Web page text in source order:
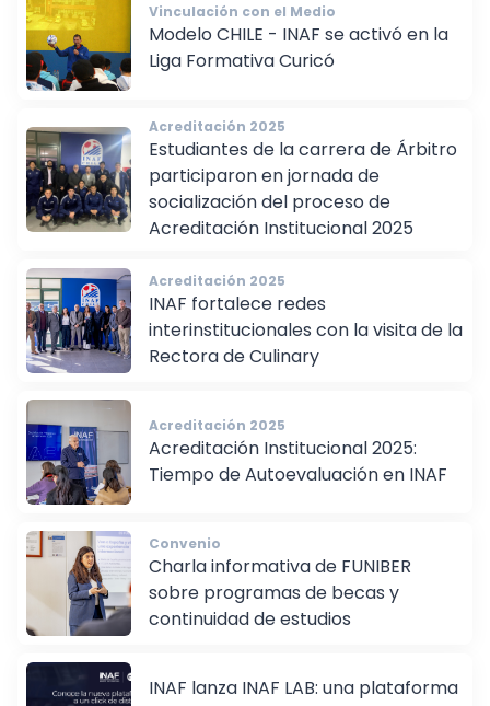
Vinculación con el Medio
Modelo CHILE - INAF se activó en la
Liga Formativa Curicó
Acreditación 2025
Estudiantes de la carrera de Árbitro
participaron en jornada de
socialización del proceso de
Acreditación Institucional 2025
Acreditación 2025
INAF fortalece redes
interinstitucionales con la visita de la
Rectora de Culinary
Acreditación 2025
Acreditación Institucional 2025:
Tiempo de Autoevaluación en INAF
Convenio
Charla informativa de FUNIBER
sobre programas de becas y
continuidad de estudios
INAF lanza INAF LAB: una plataforma